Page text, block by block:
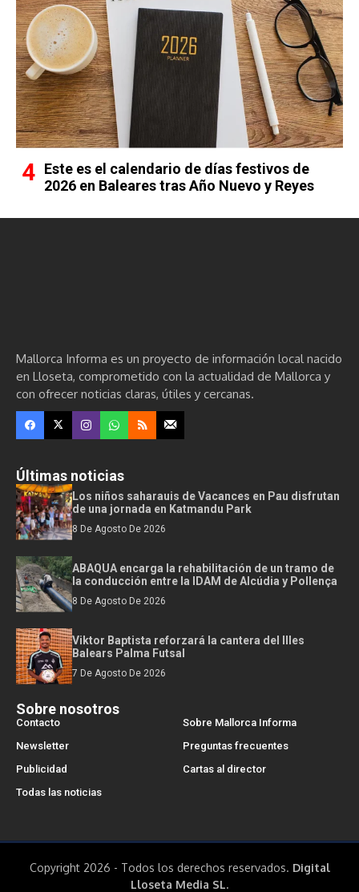
Este es el calendario de días festivos de
2026 en Baleares tras Año Nuevo y Reyes
Mallorca Informa es un proyecto de información local nacido
en Lloseta, comprometido con la actualidad de Mallorca y
con ofrecer noticias claras, útiles y cercanas.
Últimas noticias
Los niños saharauis de Vacances en Pau disfrutan
de una jornada en Katmandu Park
8 De Agosto De 2026
ABAQUA encarga la rehabilitación de un tramo de
la conducción entre la IDAM de Alcúdia y Pollença
8 De Agosto De 2026
Viktor Baptista reforzará la cantera del Illes
Balears Palma Futsal
7 De Agosto De 2026
Sobre nosotros
Contacto
Sobre Mallorca Informa
Newsletter
Preguntas frecuentes
Publicidad
Cartas al director
Todas las noticias
Copyright 2026 - Todos los derechos reservados. Digital
Lloseta Media SL.